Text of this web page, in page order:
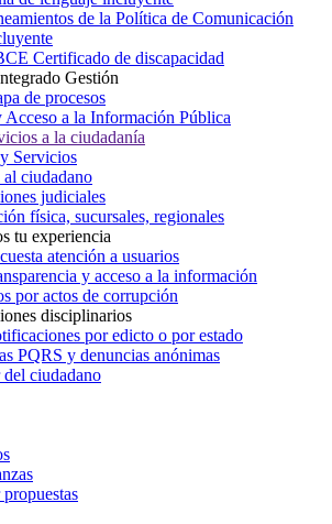
de la Política de Comunicación
Certificado de discapacidad
Gestión
de procesos
Acceso a la Información Pública
a la ciudadanía
Servicios
ciudadano
judiciales
física, sucursales, regionales
tu experiencia
atención a usuarios
y acceso a la información
por actos de corrupción
disciplinarios
por edicto o por estado
PQRS y denuncias anónimas
ciudadano
propuestas